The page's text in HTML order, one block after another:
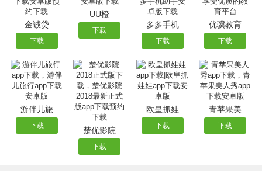
小黑盒加速器全面支持云顶之弈、英雄联盟、赛马娘、公主
连结、PUBG、王者荣耀、和平精英、符文大地传说、使命
召唤等游戏加速。专线加速，畅快游玩全球游戏。
2、收录全球好游戏
小黑盒加速器已经收录了上万款全球游戏，可以查看游戏资
讯、攻略、评分评价，在每个游戏的专属社区中发现志同道
合的盒友，加入数千万玩家组成的盒友大家庭！
3、双通道技术加持
小黑盒加速器支持5G／WiFi双通道加速模式，为游戏网络保
驾护航。显着提高电竞游戏网络稳定性，解决延迟波动和卡
金诚贷
下载
UU橙
下载
多多手机
下载
优骥教育
下载
游伴儿旅
下载 楚优影院
下载
欧皇抓娃
下载
青苹果美
下载